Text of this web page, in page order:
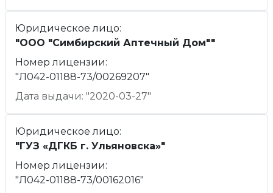
Юридическое лицо:
"ООО "Симбирский Аптечный Дом""
Номер лицензии:
"Л042-01188-73/00269207"
Дата выдачи: "2020-03-27"
Юридическое лицо:
"ГУЗ «ДГКБ г. Ульяновска»"
Номер лицензии:
"Л042-01188-73/00162016"